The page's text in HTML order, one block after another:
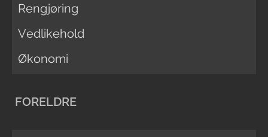
Rengjøring
Vedlikehold
Økonomi
FORELDRE